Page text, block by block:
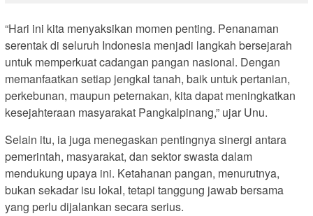
“Hari ini kita menyaksikan momen penting. Penanaman
serentak di seluruh Indonesia menjadi langkah bersejarah
untuk memperkuat cadangan pangan nasional. Dengan
memanfaatkan setiap jengkal tanah, baik untuk pertanian,
perkebunan, maupun peternakan, kita dapat meningkatkan
kesejahteraan masyarakat Pangkalpinang,” ujar Unu.
Selain itu, ia juga menegaskan pentingnya sinergi antara
pemerintah, masyarakat, dan sektor swasta dalam
mendukung upaya ini. Ketahanan pangan, menurutnya,
bukan sekadar isu lokal, tetapi tanggung jawab bersama
yang perlu dijalankan secara serius.